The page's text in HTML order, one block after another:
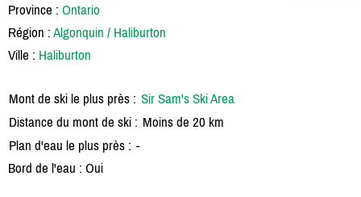
Province : Ontario
Région : Algonquin / Haliburton
Ville : Haliburton
Mont de ski le plus près : Sir Sam's Ski Area
Distance du mont de ski : Moins de 20 km
Plan d'eau le plus près : -
Bord de l'eau : Oui